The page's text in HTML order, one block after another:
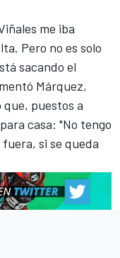
me iba
Pero no es solo
sacando el
Márquez,
puestos a
casa: "No tengo
si se queda